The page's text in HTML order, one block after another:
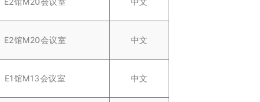
E2馆M20会议室 中文
E1馆M13会议室 中文